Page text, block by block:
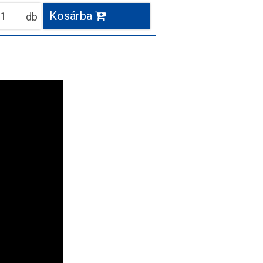
Kosárba
db